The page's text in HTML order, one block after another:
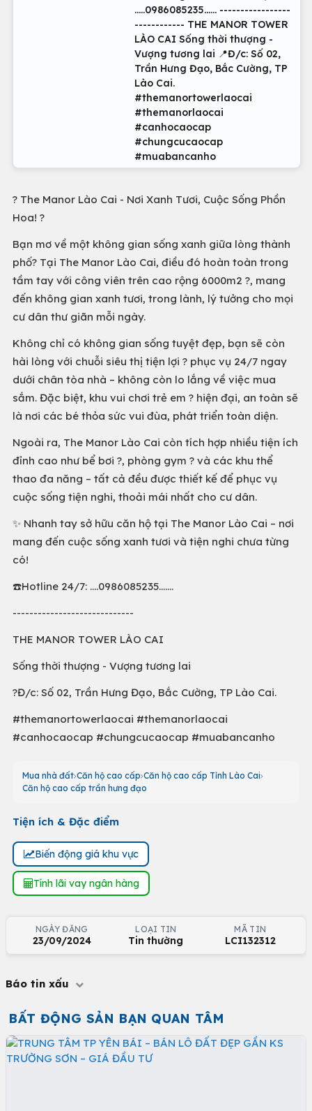
.....0986085235...... -----------------
------------ THE MANOR TOWER
LÀO CAI Sống thời thượng -
Vượng tương lai 📍Đ/c: Số 02,
Trần Hưng Đạo, Bắc Cường, TP
Lào Cai.
#themanortowerlaocai
#themanorlaocai
#canhocaocap
#chungcucaocap
#muabancanho
? The Manor Lào Cai - Nơi Xanh Tươi, Cuộc Sống Phồn
Hoa! ?
Bạn mơ về một không gian sống xanh giữa lòng thành
phố? Tại The Manor Lào Cai, điều đó hoàn toàn trong
tầm tay với công viên trên cao rộng 6000m2 ?, mang
đến không gian xanh tươi, trong lành, lý tưởng cho mọi
cư dân thư giãn mỗi ngày.
Không chỉ có không gian sống tuyệt đẹp, bạn sẽ còn
hài lòng với chuỗi siêu thị tiện lợi ? phục vụ 24/7 ngay
dưới chân tòa nhà – không còn lo lắng về việc mua
sắm. Đặc biệt, khu vui chơi trẻ em ? hiện đại, an toàn sẽ
là nơi các bé thỏa sức vui đùa, phát triển toàn diện.
Ngoài ra, The Manor Lào Cai còn tích hợp nhiều tiện ích
đỉnh cao như bể bơi ?, phòng gym ? và các khu thể
thao đa năng – tất cả đều được thiết kế để phục vụ
cuộc sống tiện nghi, thoải mái nhất cho cư dân.
✨ Nhanh tay sở hữu căn hộ tại The Manor Lào Cai – nơi
mang đến cuộc sống xanh tươi và tiện nghi chưa từng
có!
☎️Hotline 24/7: ....0986085235.......
-----------------------------
THE MANOR TOWER LÀO CAI
Sống thời thượng - Vượng tương lai
?Đ/c: Số 02, Trần Hưng Đạo, Bắc Cường, TP Lào Cai.
#themanortowerlaocai #themanorlaocai
#canhocaocap #chungcucaocap #muabancanho
Mua nhà đất Căn hộ cao cấp Căn hộ cao cấp Tỉnh Lào Cai
Căn hộ cao cấp trần hưng đạo
Tiện ích & Đặc điểm
Biến động giá khu vực
Tính lãi vay ngân hàng
NGÀY ĐĂNG
23/09/2024
LOẠI TIN
Tin thường
MÃ TIN
LCI132312
Báo tin xấu
BẤT ĐỘNG SẢN BẠN QUAN TÂM